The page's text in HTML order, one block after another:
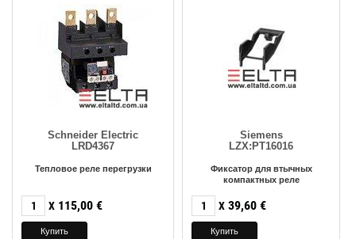
Schneider Electric
LRD4367
Тепловое реле перегрузки
X 115,00 €
Siemens
LZX:PT16016
Фиксатор для втычных
компактных реле
X 39,60 €